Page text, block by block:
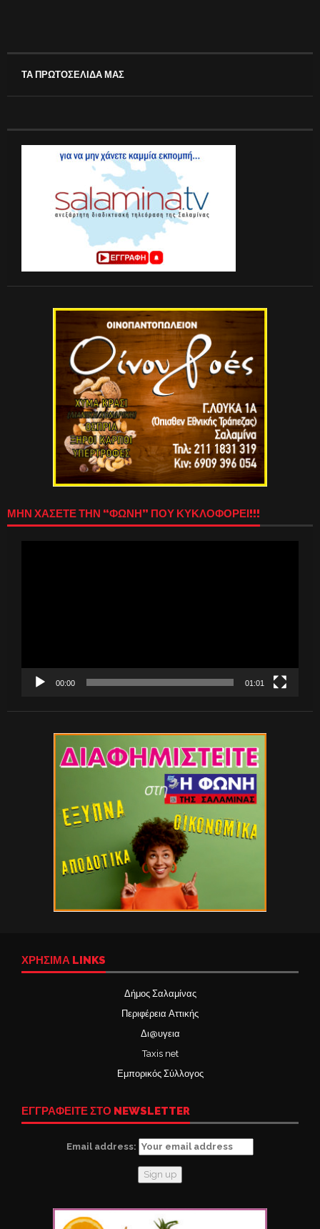
ΤΑ ΠΡΩΤΟΣΕΛΙΔΑ ΜΑΣ
ΜΗΝ ΧΑΣΕΤΕ ΤΗΝ “ΦΩΝΗ” ΠΟΥ ΚΥΚΛΟΦΟΡΕΙ!!!
00:00 01:01
ΧΡΉΣΙΜΑ LINKS
Δήμος Σαλαμίνας
Περιφέρεια Αττικής
Δι@υγεια
Taxis net
Εμπορικός Σύλλογος
ΕΓΓΡΑΦΕΙΤΕ ΣΤΟ NEWSLETTER
Email address: